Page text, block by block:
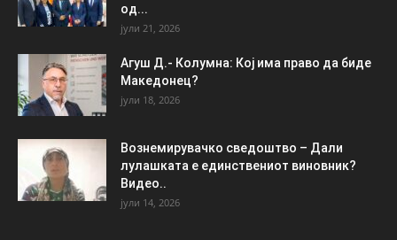
од...
јули 21, 2026
Агуш Д.- Колумна: Кој има право да биде
Македонец?
јули 18, 2026
Вознемирувачко сведоштво – Дали
лулашката е единствениот виновник?
Видео..
јули 14, 2026